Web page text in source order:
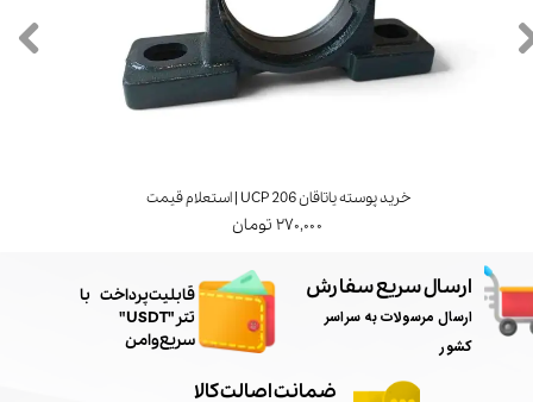
خرید پوسته یاتاقان UCP 206 | استعلام قیمت
۲۷۰,۰۰۰ تومان
ارسال سریع سفارش
ارسال مرسولات به سراسر
کشور
ضمانت اصالت کالا
​قابلیت پرداخت با
تتر"USDT"
سریع و امن